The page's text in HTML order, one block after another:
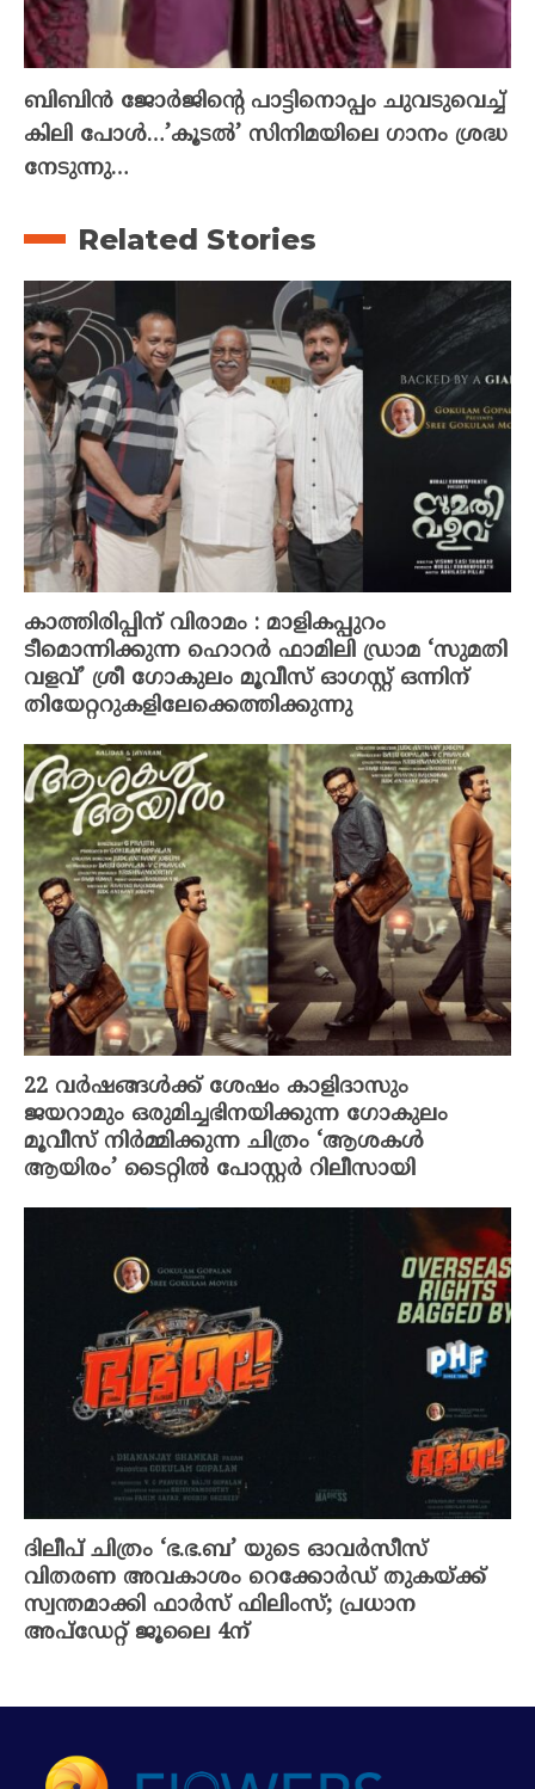
ബിബിൻ ജോർജിന്റെ പാട്ടിനൊപ്പം ചുവടുവെച്ച്
കിലി പോൾ…’കൂടൽ’ സിനിമയിലെ ഗാനം ശ്രദ്ധ
നേടുന്നു…
Related Stories
കാത്തിരിപ്പിന് വിരാമം : മാളികപ്പുറം
ടീമൊന്നിക്കുന്ന ഹൊറർ ഫാമിലി ഡ്രാമ ‘സുമതി
വളവ്’ ശ്രീ ഗോകുലം മൂവീസ് ഓഗസ്റ്റ് ഒന്നിന്
തിയേറ്ററുകളിലേക്കെത്തിക്കുന്നു
22 വർഷങ്ങൾക്ക് ശേഷം കാളിദാസും
ജയറാമും ഒരുമിച്ചഭിനയിക്കുന്ന ഗോകുലം
മൂവീസ് നിർമ്മിക്കുന്ന ചിത്രം ‘ആശകൾ
ആയിരം’ ടൈറ്റിൽ പോസ്റ്റർ റിലീസായി
ദിലീപ് ചിത്രം ‘ഭ.ഭ.ബ’ യുടെ ഓവർസീസ്
വിതരണ അവകാശം റെക്കോർഡ് തുകയ്ക്ക്
സ്വന്തമാക്കി ഫാർസ് ഫിലിംസ്; പ്രധാന
അപ്‌ഡേറ്റ് ജൂലൈ 4ന്